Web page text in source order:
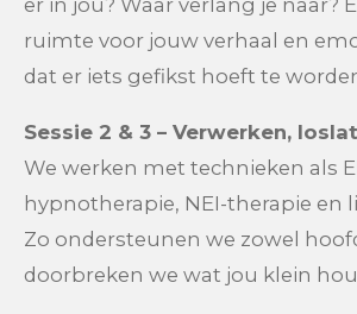
ruimte voor jouw verhaal en
dat er iets gefikst hoeft te
Sessie 2 & 3 – Verwerken,
We werken met technieken als
hypnotherapie, NEI-therapie en
Zo ondersteunen we zowel
doorbreken we wat jou klein